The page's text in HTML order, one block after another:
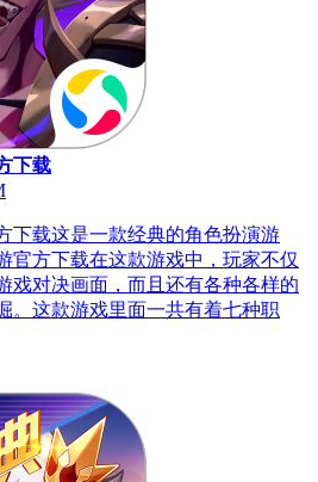
下载
下载这是一款经典的角色扮演游
官方下载在这款游戏中，玩家不仅
戏对决画面，而且还有各种各样的
。这款游戏里面一共有着七种职